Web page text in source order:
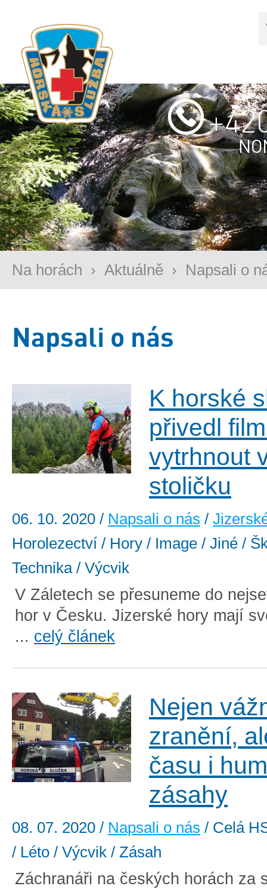
Na horách › Aktuálně › Napsali o
Napsali o nás
K horské
přivedl
vytrhnout
stoličku
06. 10. 2020 / Napsali o nás /
Horolezectví / Hory / Image / Jiné /
Technika / Výcvik
V Záletech se přesuneme do
hor v Česku. Jizerské hory mají
... celý článek
Nejen
zranění,
času i
zásahy
08. 07. 2020 / Napsali o nás / Celá
/ Léto / Výcvik / Zásah
Záchranáři na českých horách za